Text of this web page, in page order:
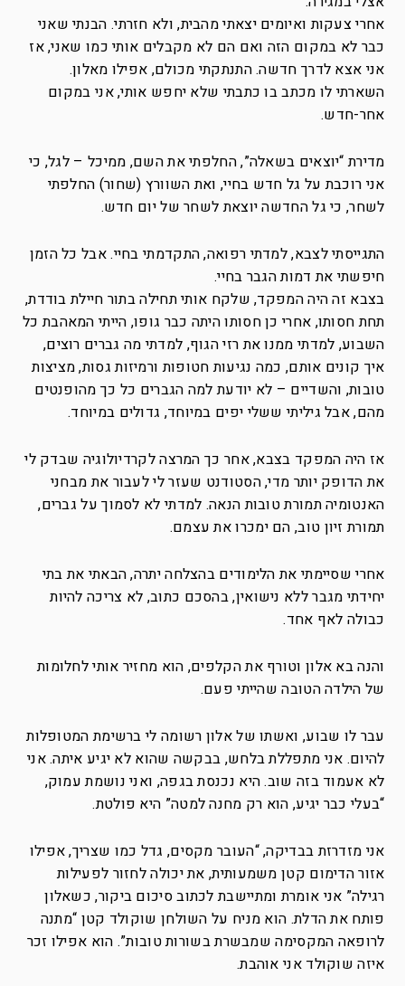
אחרי צעקות ואיומים יצאתי מהבית, ולא חזרתי. הבנתי שאני
כבר לא במקום הזה ואם הם לא מקבלים אותי כמו שאני, אז
אני אצא לדרך חדשה. התנתקתי מכולם, אפילו מאלון.
השארתי לו מכתב בו כתבתי שלא יחפש אותי, אני במקום
אחר-חדש.
מדירת “יוצאים בשאלה”, החלפתי את השם, ממיכל – לגל, כי
אני רוכבת על גל חדש בחיי, ואת השוורץ (שחור) החלפתי
לשחר, כי גל החדשה יוצאת לשחר של יום חדש.
התגייסתי לצבא, למדתי רפואה, התקדמתי בחיי. אבל כל הזמן
חיפשתי את דמות הגבר בחיי.
בצבא זה היה המפקד, שלקח אותי תחילה בתור חיילת בודדת,
תחת חסותו, אחרי כן חסותו היתה כבר גופו, הייתי המאהבת כל
השבוע, למדתי ממנו את רזי הגוף, למדתי מה גברים רוצים,
איך קונים אותם, כמה נגיעות חטופות ורמיזות גסות, מציצות
טובות, והשדיים – לא יודעת למה הגברים כל כך מהופנטים
מהם, אבל גיליתי ששלי יפים במיוחד, גדולים במיוחד.
אז היה המפקד בצבא, אחר כך המרצה לקרדיולוגיה שבדק לי
את הדופק יותר מדי, הסטודנט שעזר לי לעבור את מבחני
האנטומיה תמורת טובות הנאה. למדתי לא לסמוך על גברים,
תמורת זיון טוב, הם ימכרו את עצמם.
אחרי שסיימתי את הלימודים בהצלחה יתרה, הבאתי את בתי
יחידתי מגבר ללא נישואין, בהסכם כתוב, לא צריכה להיות
כבולה לאף אחד.
והנה בא אלון וטורף את הקלפים, הוא מחזיר אותי לחלומות
של הילדה הטובה שהייתי פעם.
עבר לו שבוע, ואשתו של אלון רשומה לי ברשימת המטופלות
להיום. אני מתפללת בלחש, בבקשה שהוא לא יגיע איתה. אני
לא אעמוד בזה שוב. היא נכנסת בגפה, ואני נושמת עמוק,
“בעלי כבר יגיע, הוא רק מחנה למטה” היא פולטת.
אני מזדרזת בבדיקה, “העובר מקסים, גדל כמו שצריך, אפילו
אזור הדימום קטן משמעותית, את יכולה לחזור לפעילות
רגילה” אני אומרת ומתיישבת לכתוב סיכום ביקור, כשאלון
פותח את הדלת. הוא מניח על השולחן שוקולד קטן “מתנה
לרופאה המקסימה שמבשרת בשורות טובות”. הוא אפילו זכר
איזה שוקולד אני אוהבת.